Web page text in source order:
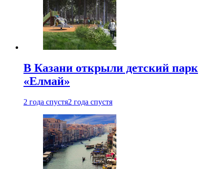
В Казани открыли детский парк
«Елмай»
2 года спустя2 года спустя